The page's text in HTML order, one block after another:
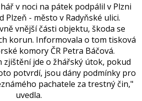
v noci na pátek podpálil v Plzni
Plzeň - město v Radyňské ulici.
vnější části objektu, škoda se
korun. Informovala o tom tisková
komory ČR Petra Báčová.
zjištění jde o žhářský útok, pokud
potvrdí, jsou dány podmínky pro
pachatele za trestný čin,"
uvedla.